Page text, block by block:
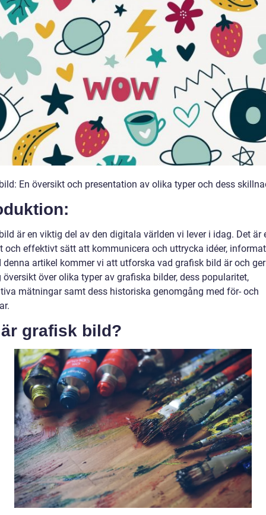
En översikt och presentation av olika typer och dess
är en viktig del av den digitala världen vi lever i idag. Det är
och effektivt sätt att kommunicera och uttrycka idéer,
denna artikel kommer vi att utforska vad grafisk bild är och
översikt över olika typer av grafiska bilder, dess popularitet,
mätningar samt dess historiska genomgång med för- och
grafisk bild?